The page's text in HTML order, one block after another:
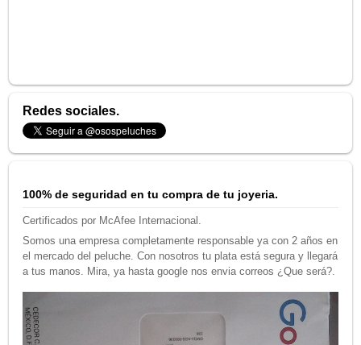
Redes sociales.
100% de seguridad en tu compra de tu joyeria.
Certificados por McAfee Internacional.
Somos una empresa completamente responsable ya con 2 años en
el mercado del peluche. Con nosotros tu plata está segura y llegará
a tus manos. Mira, ya hasta google nos envia correos ¿Que será?.